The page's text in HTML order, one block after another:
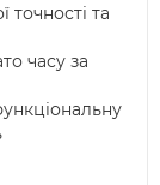
та
часу за